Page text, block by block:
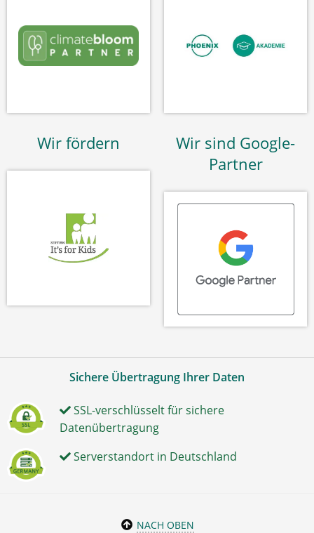
Wir fördern
Wir sind Google-
Partner
Sichere Übertragung Ihrer Daten
SSL-verschlüsselt für sichere
Datenübertragung
Serverstandort in Deutschland
NACH OBEN